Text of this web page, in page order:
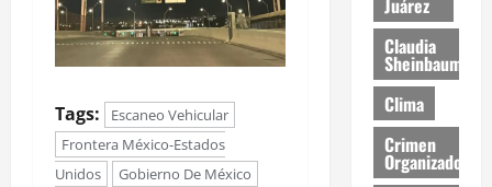
Tags:
Escaneo Vehicular
Frontera México-Estados
Unidos
Gobierno De México
Juárez
Claudia
Sheinbaum
Clima
Crimen
Organizado